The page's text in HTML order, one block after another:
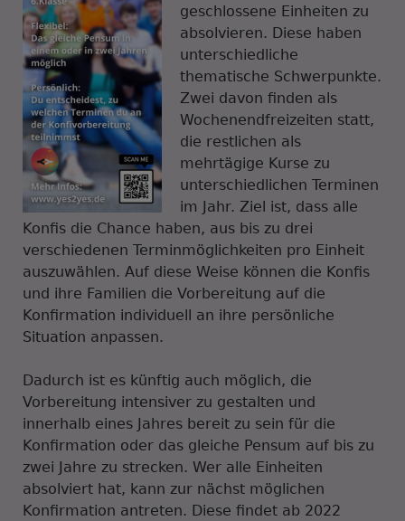
geschlossene Einheiten zu
absolvieren. Diese haben
unterschiedliche
thematische Schwerpunkte.
Zwei davon finden als
Wochenendfreizeiten statt,
die restlichen als
mehrtägige Kurse zu
unterschiedlichen Terminen
im Jahr. Ziel ist, dass alle
Konfis die Chance haben, aus bis zu drei
verschiedenen Terminmöglichkeiten pro Einheit
auszuwählen. Auf diese Weise können die Konfis
und ihre Familien die Vorbereitung auf die
Konfirmation individuell an ihre persönliche
Situation anpassen.
Dadurch ist es künftig auch möglich, die
Vorbereitung intensiver zu gestalten und
innerhalb eines Jahres bereit zu sein für die
Konfirmation oder das gleiche Pensum auf bis zu
zwei Jahre zu strecken. Wer alle Einheiten
absolviert hat, kann zur nächst möglichen
Konfirmation antreten. Diese findet ab 2022